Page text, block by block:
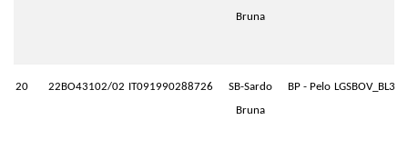
Bruna
20 22BO43102/02 IT091990288726
SB-Sardo
Bruna
BP - Pelo LGSBOV_BL3.P